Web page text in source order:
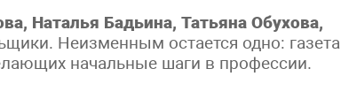
Наталья Бадьина, Татьяна Обухова,
Неизменным остается одно: газета
начальные шаги в профессии.